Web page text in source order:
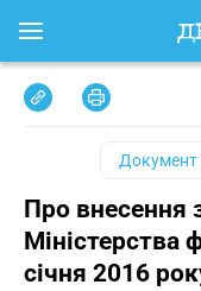
Документ
Про внесення
Міністерства
січня 2016